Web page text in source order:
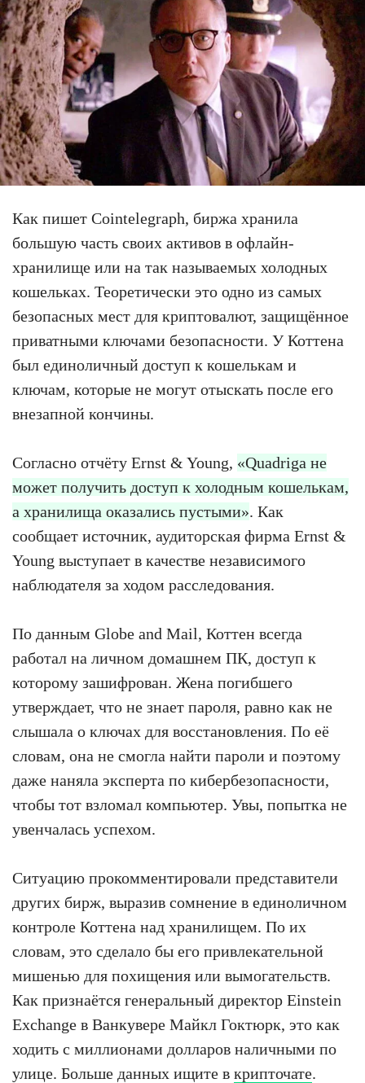
Как пишет Cointelegraph, биржа хранила
большую часть своих активов в офлайн-
хранилище или на так называемых холодных
кошельках. Теоретически это одно из самых
безопасных мест для криптовалют, защищённое
приватными ключами безопасности. У Коттена
был единоличный доступ к кошелькам и
ключам, которые не могут отыскать после его
внезапной кончины.
Согласно отчёту Ernst & Young, «Quadriga не
может получить доступ к холодным кошелькам,
а хранилища оказались пустыми». Как
сообщает источник, аудиторская фирма Ernst &
Young выступает в качестве независимого
наблюдателя за ходом расследования.
По данным Globe and Mail, Коттен всегда
работал на личном домашнем ПК, доступ к
которому зашифрован. Жена погибшего
утверждает, что не знает пароля, равно как не
слышала о ключах для восстановления. По её
словам, она не смогла найти пароли и поэтому
даже наняла эксперта по кибербезопасности,
чтобы тот взломал компьютер. Увы, попытка не
увенчалась успехом.
Ситуацию прокомментировали представители
других бирж, выразив сомнение в единоличном
контроле Коттена над хранилищем. По их
словам, это сделало бы его привлекательной
мишенью для похищения или вымогательств.
Как признаётся генеральный директор Einstein
Exchange в Ванкувере Майкл Гоктюрк, это как
ходить с миллионами долларов наличными по
улице. Больше данных ищите в крипточате.